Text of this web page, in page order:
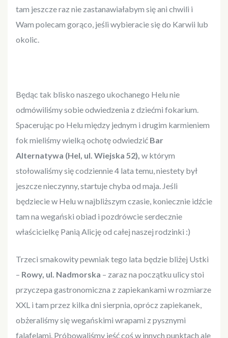
tam jeszcze raz nie zastanawiałabym się ani chwili i
Wam polecam gorąco, jeśli wybieracie się do Karwii lub
okolic.
Będąc tak blisko naszego ukochanego Helu nie
odmówiliśmy sobie odwiedzenia z dziećmi fokarium.
Spacerując po Helu między jednym i drugim karmieniem
fok mieliśmy wielką ochotę odwiedzić Bar
Alternatywa (Hel, ul. Wiejska 52), w którym
stołowaliśmy się codziennie 4 lata temu, niestety był
jeszcze nieczynny, startuje chyba od maja. Jeśli
będziecie w Helu w najbliższym czasie, koniecznie idźcie
tam na wegański obiad i pozdrówcie serdecznie
właścicielkę Panią Alicję od całej naszej rodzinki :)
Trzeci smakowity pewniak tego lata będzie bliżej Ustki
– Rowy, ul. Nadmorska – zaraz na początku ulicy stoi
przyczepa gastronomiczna z zapiekankami w rozmiarze
XXL i tam przez kilka dni sierpnia, oprócz zapiekanek,
obżeraliśmy się wegańskimi wrapami z pysznymi
falafelami. Próbowaliśmy jeść coś w innych punktach ale